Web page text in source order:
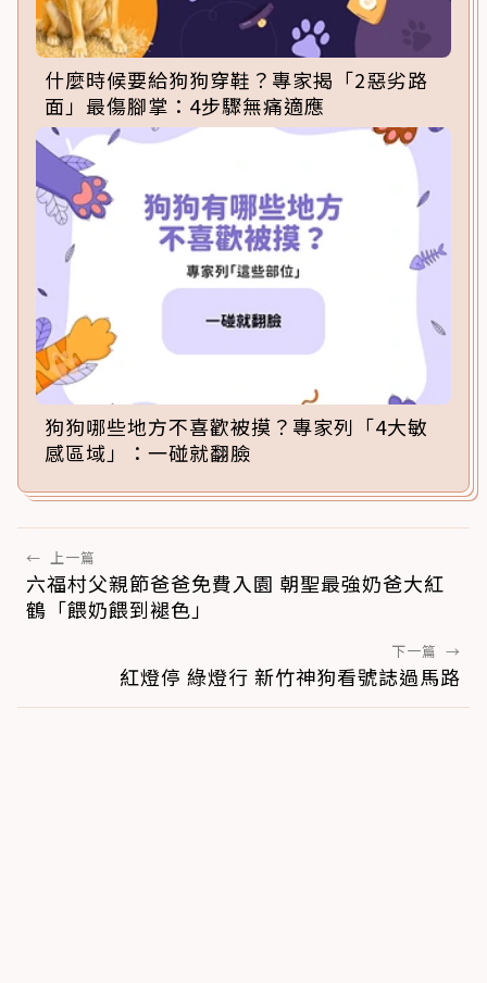
什麼時候要給狗狗穿鞋？專家揭「2惡劣路
面」最傷腳掌：4步驟無痛適應
狗狗哪些地方不喜歡被摸？專家列「4大敏
感區域」：一碰就翻臉
← 上一篇
六福村父親節爸爸免費入園 朝聖最強奶爸大紅
鶴「餵奶餵到褪色」
下一篇 →
紅燈停 綠燈行 新竹神狗看號誌過馬路